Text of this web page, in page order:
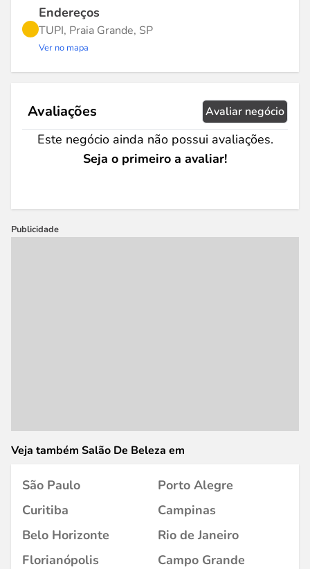
Endereços
TUPI, Praia Grande, SP
Ver no mapa
Avaliações Avaliar negócio
Este negócio ainda não possui avaliações.
Seja o primeiro a avaliar!
Publicidade
Veja também Salão De Beleza em
São Paulo
Porto Alegre
Curitiba
Campinas
Belo Horizonte
Rio de Janeiro
Florianópolis
Campo Grande